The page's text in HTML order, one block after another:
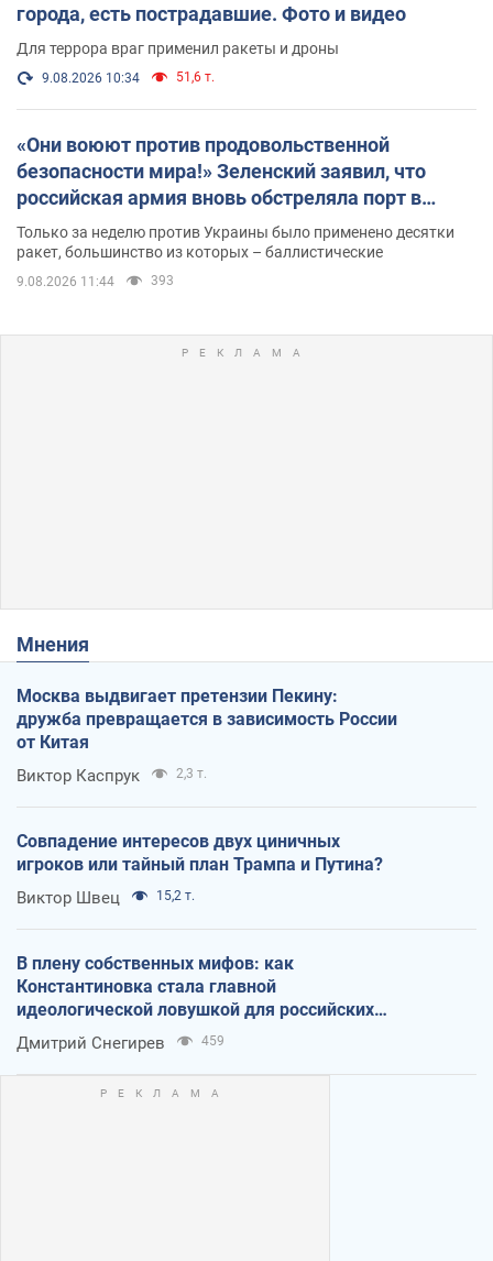
города, есть пострадавшие. Фото и видео
Для террора враг применил ракеты и дроны
9.08.2026 10:34 51,6 т.
«Они воюют против продовольственной
безопасности мира!» Зеленский заявил, что
российская армия вновь обстреляла порт в
Одессе
Только за неделю против Украины было применено десятки
ракет, большинство из которых – баллистические
9.08.2026 11:44 393
Мнения
Москва выдвигает претензии Пекину:
дружба превращается в зависимость России
от Китая
Виктор Каспрук 2,3 т.
Совпадение интересов двух циничных
игроков или тайный план Трампа и Путина?
Виктор Швец 15,2 т.
В плену собственных мифов: как
Константиновка стала главной
идеологической ловушкой для российских
оккупантов
Дмитрий Снегирев 459